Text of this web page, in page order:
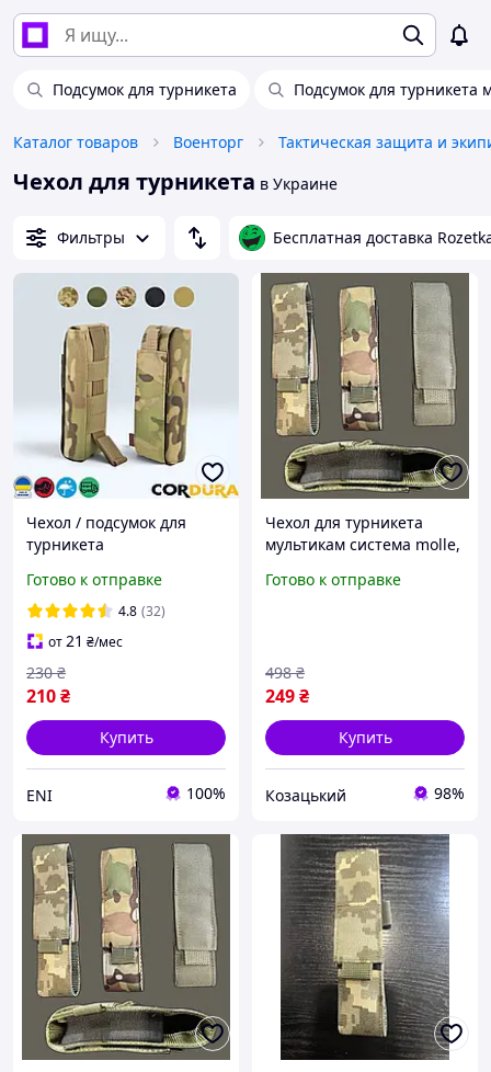
Подсумок для турникета Подсумок для турникета
Каталог товаров Военторг Тактическая защита и
Чехол для турникета в Украине
Фильтры Бесплатная доставка
Чехол / подсумок для
турникета
Готово к отправке
4.8 (32)
от21 ₴/мес
210₴
230 ₴
Купить
ENI 100%
Чехол для турникета
мультикам система molle,
жгута чехол под турникет
Готово к отправке
249₴
498 ₴
Купить
Козацький 98%